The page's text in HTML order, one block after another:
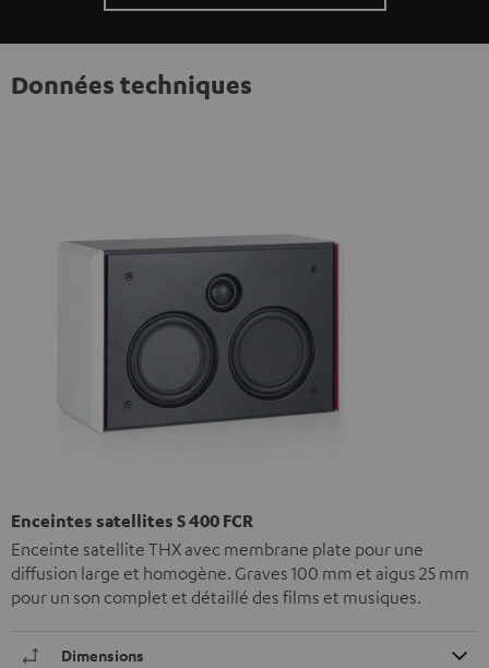
Données techniques
Enceintes satellites S 400 FCR
Enceinte satellite THX avec membrane plate pour une
diffusion large et homogène. Graves 100 mm et aigus 25 mm
pour un son complet et détaillé des films et musiques.
Dimensions